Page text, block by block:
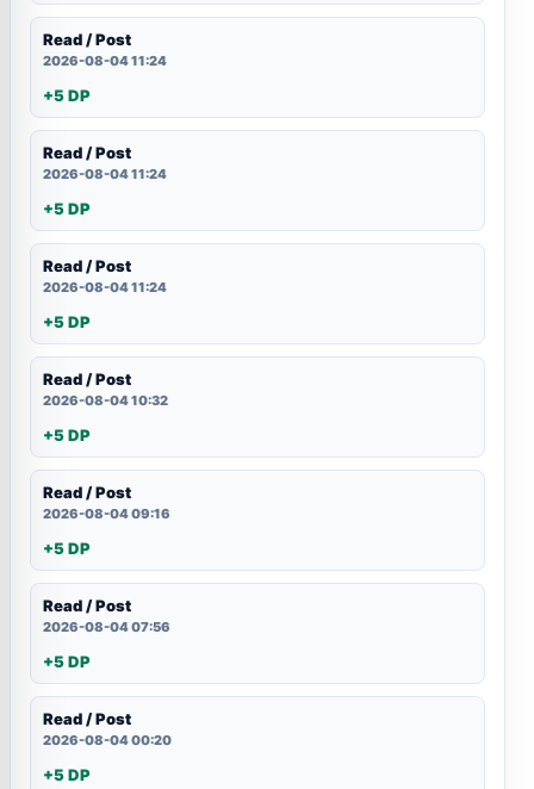
Read / Post
2026-08-04 11:24
+5 DP
Read / Post
2026-08-04 11:24
+5 DP
Read / Post
2026-08-04 11:24
+5 DP
Read / Post
2026-08-04 10:32
+5 DP
Read / Post
2026-08-04 09:16
+5 DP
Read / Post
2026-08-04 07:56
+5 DP
Read / Post
2026-08-04 00:20
+5 DP